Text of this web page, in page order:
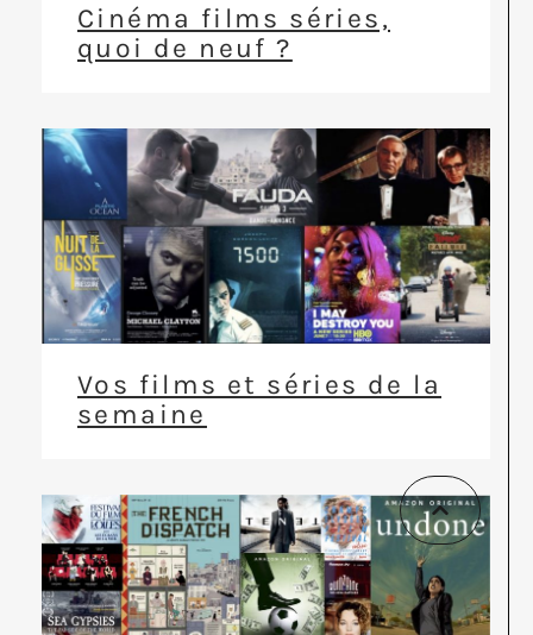
Cinéma films séries,
quoi de neuf ?
Vos films et séries de la
semaine